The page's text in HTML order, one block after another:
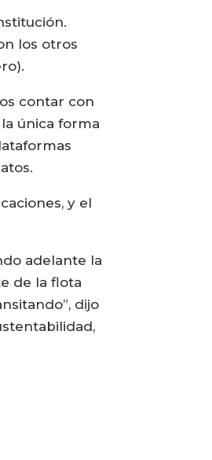
los otros
contar con
única forma
y el
adelante la
de la flota
dijo